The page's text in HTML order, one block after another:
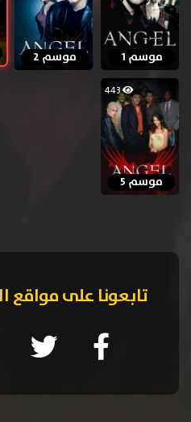
موسم 1 موسم 2
443
موسم 5
تابعونا على مواقع